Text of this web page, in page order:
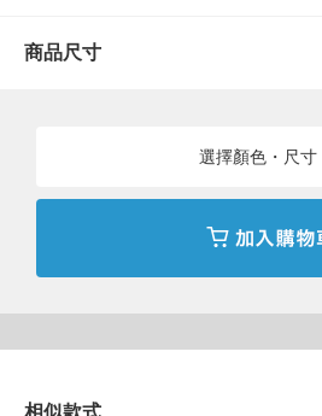
LOGO，打開後內側則有台中字樣。清
日本值得誇耀的傳統、風格、次文化。
品、藝術、音樂、名產到日本飲食等，
商品尺寸
選擇顏色・尺寸